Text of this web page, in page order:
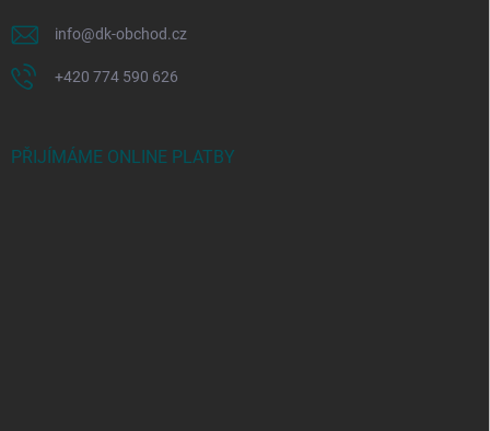
info@dk-obchod.cz
+420 774 590 626
PŘIJÍMÁME ONLINE PLATBY